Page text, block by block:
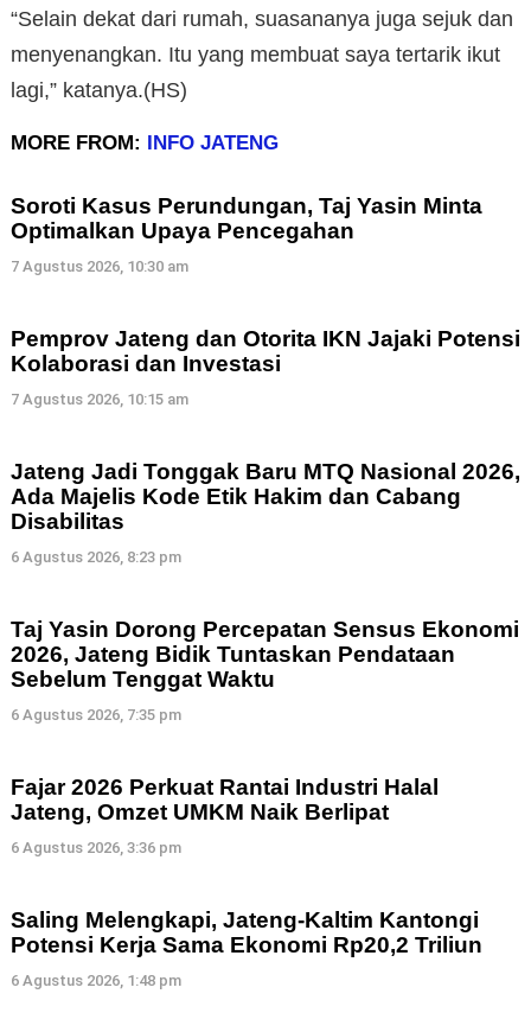
“Selain dekat dari rumah, suasananya juga sejuk dan
menyenangkan. Itu yang membuat saya tertarik ikut
lagi,” katanya.(HS)
MORE FROM: INFO JATENG
Soroti Kasus Perundungan, Taj Yasin Minta
Optimalkan Upaya Pencegahan
7 Agustus 2026, 10:30 am
Pemprov Jateng dan Otorita IKN Jajaki Potensi
Kolaborasi dan Investasi
7 Agustus 2026, 10:15 am
Jateng Jadi Tonggak Baru MTQ Nasional 2026,
Ada Majelis Kode Etik Hakim dan Cabang
Disabilitas
6 Agustus 2026, 8:23 pm
Taj Yasin Dorong Percepatan Sensus Ekonomi
2026, Jateng Bidik Tuntaskan Pendataan
Sebelum Tenggat Waktu
6 Agustus 2026, 7:35 pm
Fajar 2026 Perkuat Rantai Industri Halal
Jateng, Omzet UMKM Naik Berlipat
6 Agustus 2026, 3:36 pm
Saling Melengkapi, Jateng-Kaltim Kantongi
Potensi Kerja Sama Ekonomi Rp20,2 Triliun
6 Agustus 2026, 1:48 pm